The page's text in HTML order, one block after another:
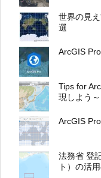
世界の見
選
ArcGIS
Tips for
現しよう～
ArcGIS
法務省 登
ト）の活